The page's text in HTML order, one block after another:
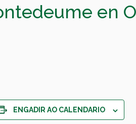
en
ENGADIR AO CALENDARIO